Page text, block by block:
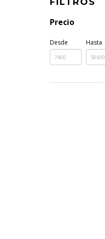
Precio
Desde Hasta